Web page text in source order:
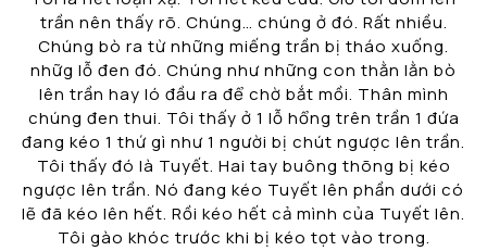
trần nên thấy rõ. Chúng… chúng ở đó. Rất nhiều.
Chúng bò ra từ những miếng trần bị tháo xuống.
nhữg lỗ đen đó. Chúng như những con thằn lằn bò
lên trần hay ló đầu ra để chờ bắt mồi. Thân mình
chúng đen thui. Tôi thấy ở 1 lỗ hổng trên trần 1 đứa
đang kéo 1 thứ gì như 1 người bị chút ngược lên trần.
Tôi thấy đó là Tuyết. Hai tay buông thõng bị kéo
ngược lên trần. Nó đang kéo Tuyết lên phần dưới có
lẽ đã kéo lên hết. Rồi kéo hết cả mình của Tuyết lên.
Tôi gào khóc trước khi bị kéo tọt vào trong.